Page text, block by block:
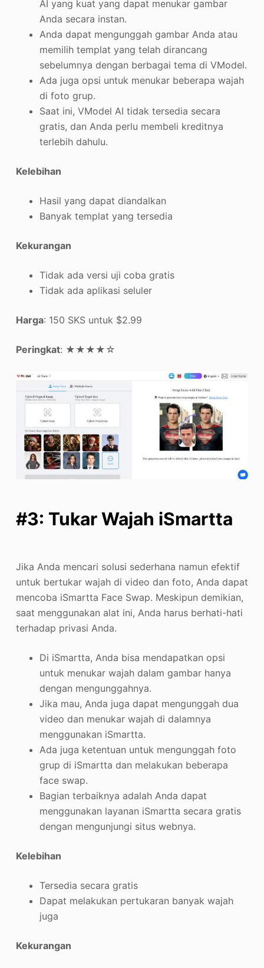
AI yang kuat yang dapat menukar gambar
Anda secara instan.
Anda dapat mengunggah gambar Anda atau
memilih templat yang telah dirancang
sebelumnya dengan berbagai tema di VModel.
Ada juga opsi untuk menukar beberapa wajah
di foto grup.
Saat ini, VModel AI tidak tersedia secara
gratis, dan Anda perlu membeli kreditnya
terlebih dahulu.
Kelebihan
Hasil yang dapat diandalkan
Banyak templat yang tersedia
Kekurangan
Tidak ada versi uji coba gratis
Tidak ada aplikasi seluler
Harga: 150 SKS untuk $2.99
Peringkat: ★★★★☆
#3: Tukar Wajah iSmartta
Jika Anda mencari solusi sederhana namun efektif
untuk bertukar wajah di video dan foto, Anda dapat
mencoba iSmartta Face Swap. Meskipun demikian,
saat menggunakan alat ini, Anda harus berhati-hati
terhadap privasi Anda.
Di iSmartta, Anda bisa mendapatkan opsi
untuk menukar wajah dalam gambar hanya
dengan mengunggahnya.
Jika mau, Anda juga dapat mengunggah dua
video dan menukar wajah di dalamnya
menggunakan iSmartta.
Ada juga ketentuan untuk mengunggah foto
grup di iSmartta dan melakukan beberapa
face swap.
Bagian terbaiknya adalah Anda dapat
menggunakan layanan iSmartta secara gratis
dengan mengunjungi situs webnya.
Kelebihan
Tersedia secara gratis
Dapat melakukan pertukaran banyak wajah
juga
Kekurangan